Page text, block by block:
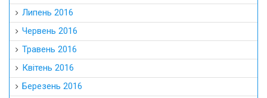
Липень 2016
Червень 2016
Травень 2016
Квітень 2016
Березень 2016